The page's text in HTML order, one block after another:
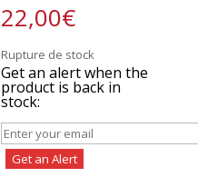
22,00€
Rupture de stock
Get an alert when the
product is back in
stock:
Get an Alert